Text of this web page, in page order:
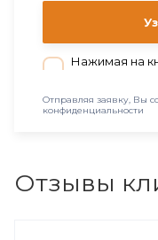
Нажимая на кнопку «Узнать
Отправляя заявку, Вы
конфиденциальности
Отзывы